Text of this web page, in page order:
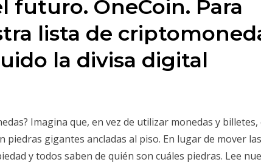
futuro. OneCoin. Para
lista de
la divisa digital
Imagina que, en vez de utilizar monedas y
piedras gigantes ancladas al piso. En lugar de mover
y todos saben de quién son cuáles piedras. Lee